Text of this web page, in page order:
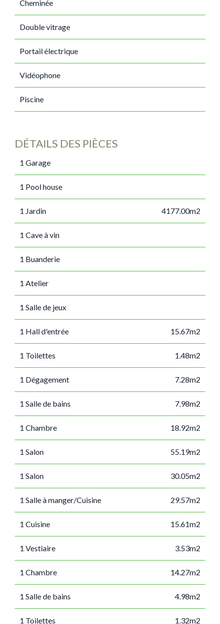
Cheminée
Double vitrage
Portail électrique
Vidéophone
Piscine
DÉTAILS DES PIÈCES
1 Garage
1 Pool house
1 Jardin 4177.00m2
1 Cave à vin
1 Buanderie
1 Atelier
1 Salle de jeux
1 Hall d'entrée 15.67m2
1 Toilettes 1.48m2
1 Dégagement 7.28m2
1 Salle de bains 7.98m2
1 Chambre 18.92m2
1 Salon 55.19m2
1 Salon 30.05m2
1 Salle à manger/Cuisine 29.57m2
1 Cuisine 15.61m2
1 Vestiaire 3.53m2
1 Chambre 14.27m2
1 Salle de bains 4.98m2
1 Toilettes 1.32m2